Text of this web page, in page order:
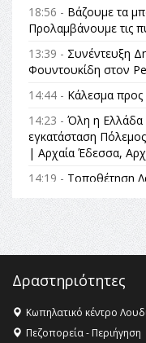
18:56 - Βάζουμε τα
Προλαμβάνουμε τις
13:39 - Συνέντευξη
Φουντουκίδη στον
14:44 - Κάλεσμα προς
14:23 - Όλη η Ελλάδα
εγκατάσταση
| Αρχαία Έδεσσα,
14:19 - Τοποθέτηση
θεσμικές
στις επόμενες γενιές»
16:35 -Το
16:27 - Όλυμπος:
Κληρονομιάς της
Όλυμπος
Δραστηριότητες
Κωπηλατικό κέντρο
Πεζοπορεία - Περιήγηση